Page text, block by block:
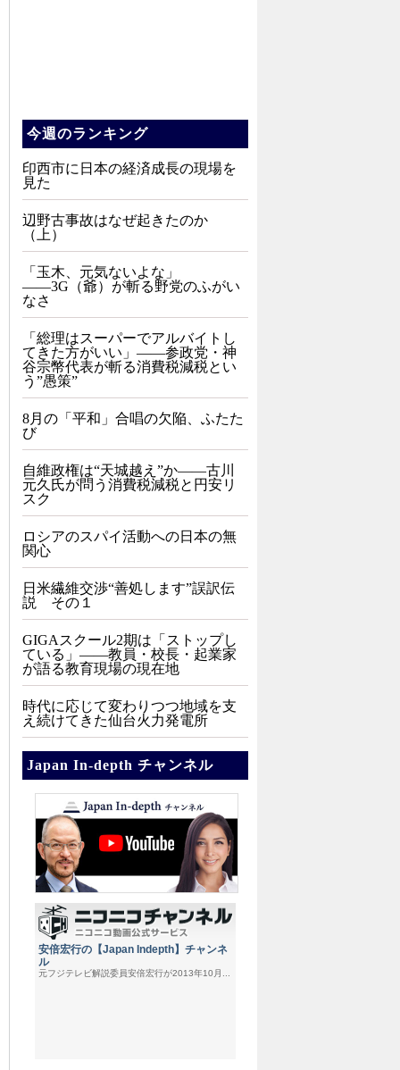
今週のランキング
印西市に日本の経済成長の現場を
見た
辺野古事故はなぜ起きたのか
（上）
「玉木、元気ないよな」
――3G（爺）が斬る野党のふがい
なさ
「総理はスーパーでアルバイトし
てきた方がいい」――参政党・神
谷宗幣代表が斬る消費税減税とい
う”愚策”
8月の「平和」合唱の欠陥、ふたた
び
自維政権は“天城越え”か――古川
元久氏が問う消費税減税と円安リ
スク
ロシアのスパイ活動への日本の無
関心
日米繊維交渉“善処します”誤訳伝
説 その１
GIGAスクール2期は「ストップし
ている」——教員・校長・起業家
が語る教育現場の現在地
時代に応じて変わりつつ地域を支
え続けてきた仙台火力発電所
Japan In-depth チャンネル